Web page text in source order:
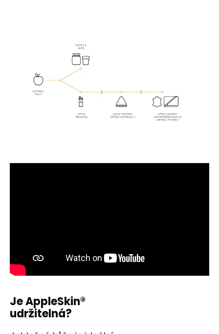
Je AppleSkin®
udržitelná?